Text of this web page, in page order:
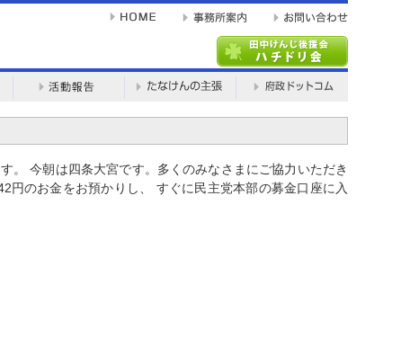
。 今朝は四条大宮です。多くのみなさまにご協力いただき
円のお金をお預かりし、 すぐに民主党本部の募金口座に入